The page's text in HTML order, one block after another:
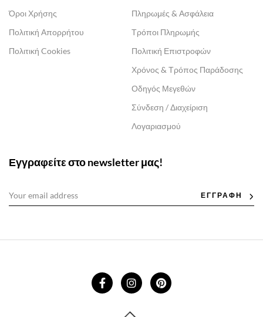
Όροι Χρήσης
Πολιτική Απορρήτου
Πολιτική Cookies
Πληρωμές & Ασφάλεια
Τρόποι Πληρωμής
Πολιτική Επιστροφών
Χρόνος & Τρόπος Παράδοσης
Οδηγός Μεγεθών
Σύνδεση / Διαχείριση
Λογαριασμού
Εγγραφείτε στο newsletter μας!
ΕΓΓΡΑΦΗ